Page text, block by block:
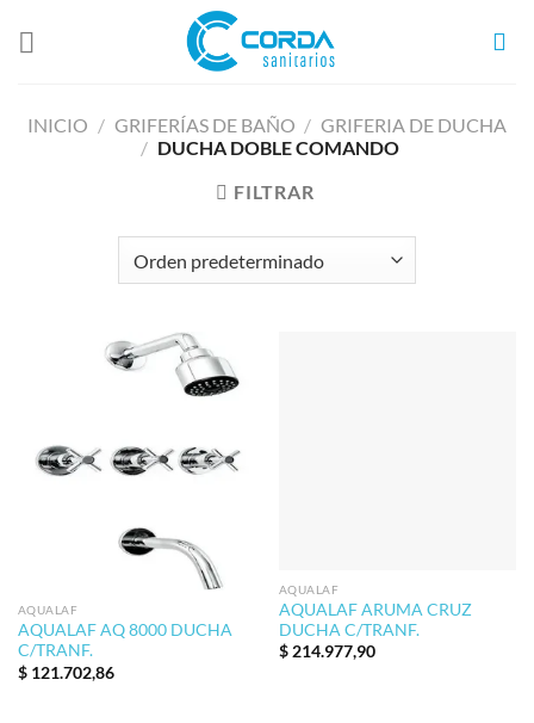
INICIO / GRIFERÍAS DE BAÑO / GRIFERIA DE DUCHA
/ DUCHA DOBLE COMANDO
FILTRAR
AQUALAF
AQUALAF AQ 8000 DUCHA
C/TRANF.
$121.702,86
AQUALAF
AQUALAF ARUMA CRUZ
DUCHA C/TRANF.
$214.977,90